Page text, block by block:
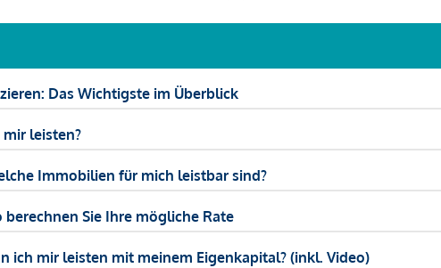
Das Wichtigste im Überblick
mir leisten?
Immobilien für mich leistbar sind?
berechnen Sie Ihre mögliche Rate
ich mir leisten mit meinem Eigenkapital? (inkl. Video)